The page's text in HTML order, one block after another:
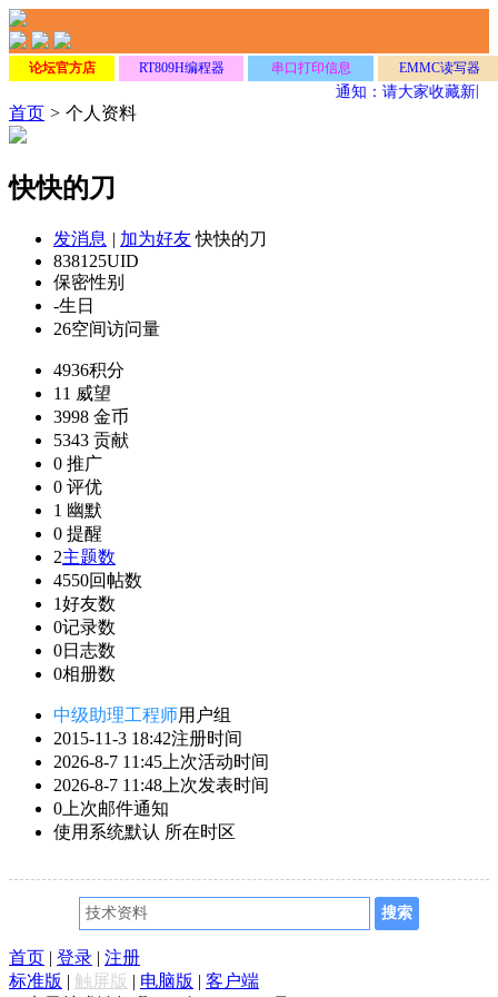
论坛官方店 RT809H编程器 串口打印信息 EMMC读写器
通知：请大家收藏新网
首页 > 个人资料
快快的刀
发消息 | 加为好友 快快的刀
838125UID
保密性别
-生日
26空间访问量
4936积分
11 威望
3998 金币
5343 贡献
0 推广
0 评优
1 幽默
0 提醒
2主题数
4550回帖数
1好友数
0记录数
0日志数
0相册数
中级助理工程师用户组
2015-11-3 18:42注册时间
2026-8-7 11:45 上次活动时间
2026-8-7 11:48 上次发表时间
0 上次邮件通知
使用系统默认 所在时区
首页 | 登录 | 注册
标准版 | 触屏版 | 电脑版 | 客户端